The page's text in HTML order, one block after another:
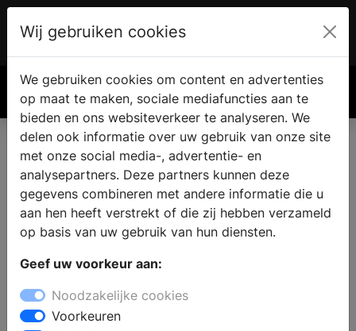
€ 0.00
Wij gebruiken cookies
We gebruiken cookies om content en advertenties
op maat te maken, sociale mediafuncties aan te
bieden en ons websiteverkeer te analyseren. We
delen ook informatie over uw gebruik van onze site
met onze social media-, advertentie- en
analysepartners. Deze partners kunnen deze
gegevens combineren met andere informatie die u
aan hen heeft verstrekt of die zij hebben verzameld
op basis van uw gebruik van hun diensten.
Geef uw voorkeur aan:
Noodzakelijke cookies
Voorkeuren